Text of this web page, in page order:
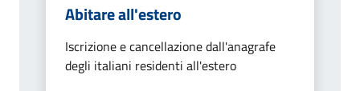
Abitare all'estero
Iscrizione e cancellazione dall'anagrafe
degli italiani residenti all'estero